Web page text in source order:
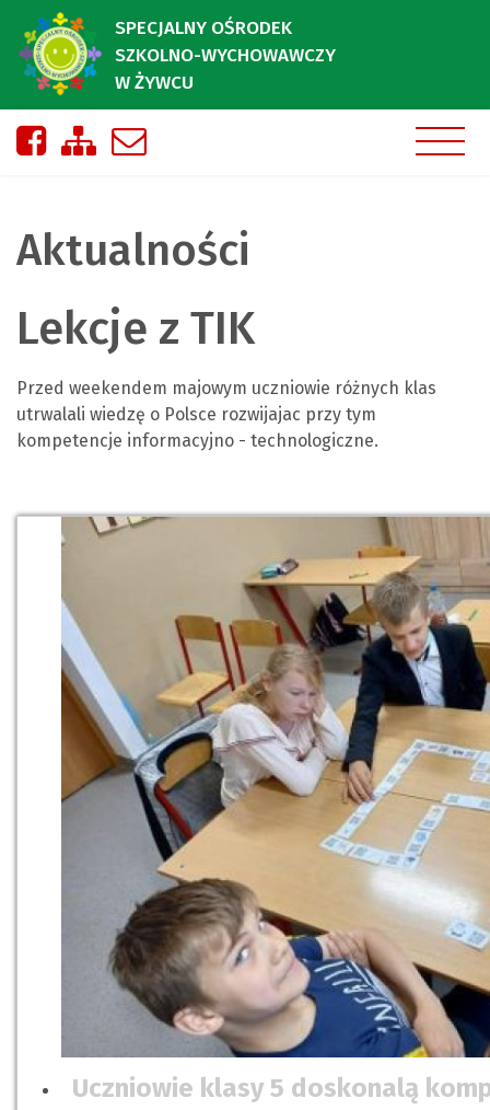
SPECJALNY OŚRODEK
SZKOLNO-WYCHOWAWCZY
W ŻYWCU
Nasza strona na Facebooku
Zobacz mapę strony
Aktualności
Lekcje z TIK
Przed weekendem majowym uczniowie różnych klas
utrwalali wiedzę o Polsce rozwijajac przy tym
kompetencje informacyjno - technologiczne.
Uczniowie klasy 5 doskonalą